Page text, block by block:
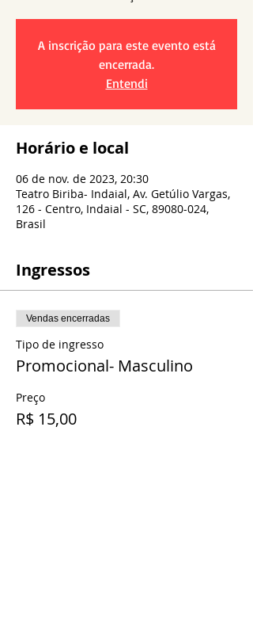
A inscrição para este evento está
encerrada.
Entendi
Horário e local
06 de nov. de 2023, 20:30
Teatro Biriba- Indaial, Av. Getúlio Vargas,
126 - Centro, Indaial - SC, 89080-024,
Brasil
Ingressos
Vendas encerradas
Tipo de ingresso
Promocional- Masculino
Preço
R$ 15,00